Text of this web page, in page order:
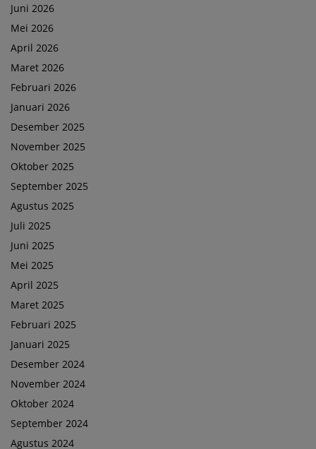
Juni 2026
Mei 2026
April 2026
Maret 2026
Februari 2026
Januari 2026
Desember 2025
November 2025
Oktober 2025
September 2025
Agustus 2025
Juli 2025
Juni 2025
Mei 2025
April 2025
Maret 2025
Februari 2025
Januari 2025
Desember 2024
November 2024
Oktober 2024
September 2024
Agustus 2024